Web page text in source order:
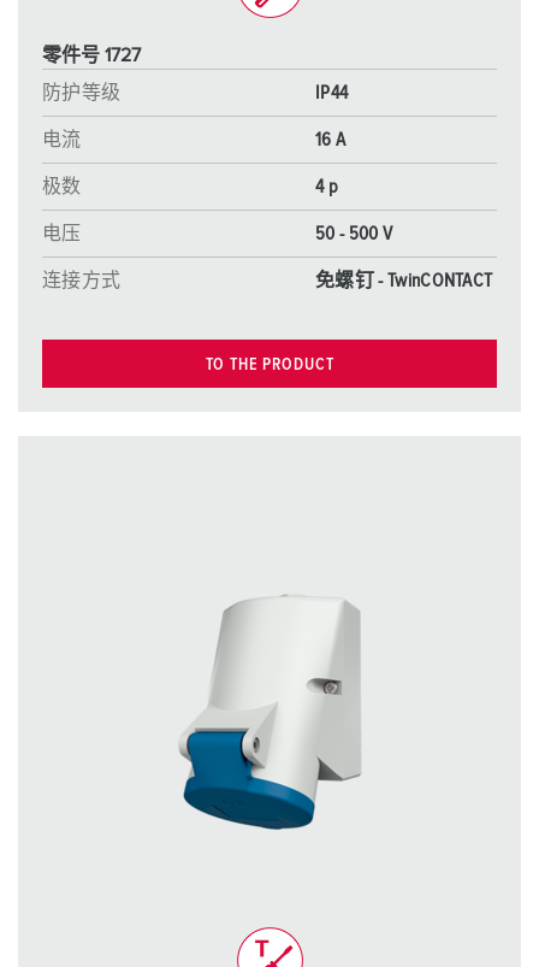
零件号 1727
防护等级
IP44
电流 16 A
极数 4 p
电压 50 - 500 V
连接方式 免螺钉 - TwinCONTACT
TO THE PRODUCT